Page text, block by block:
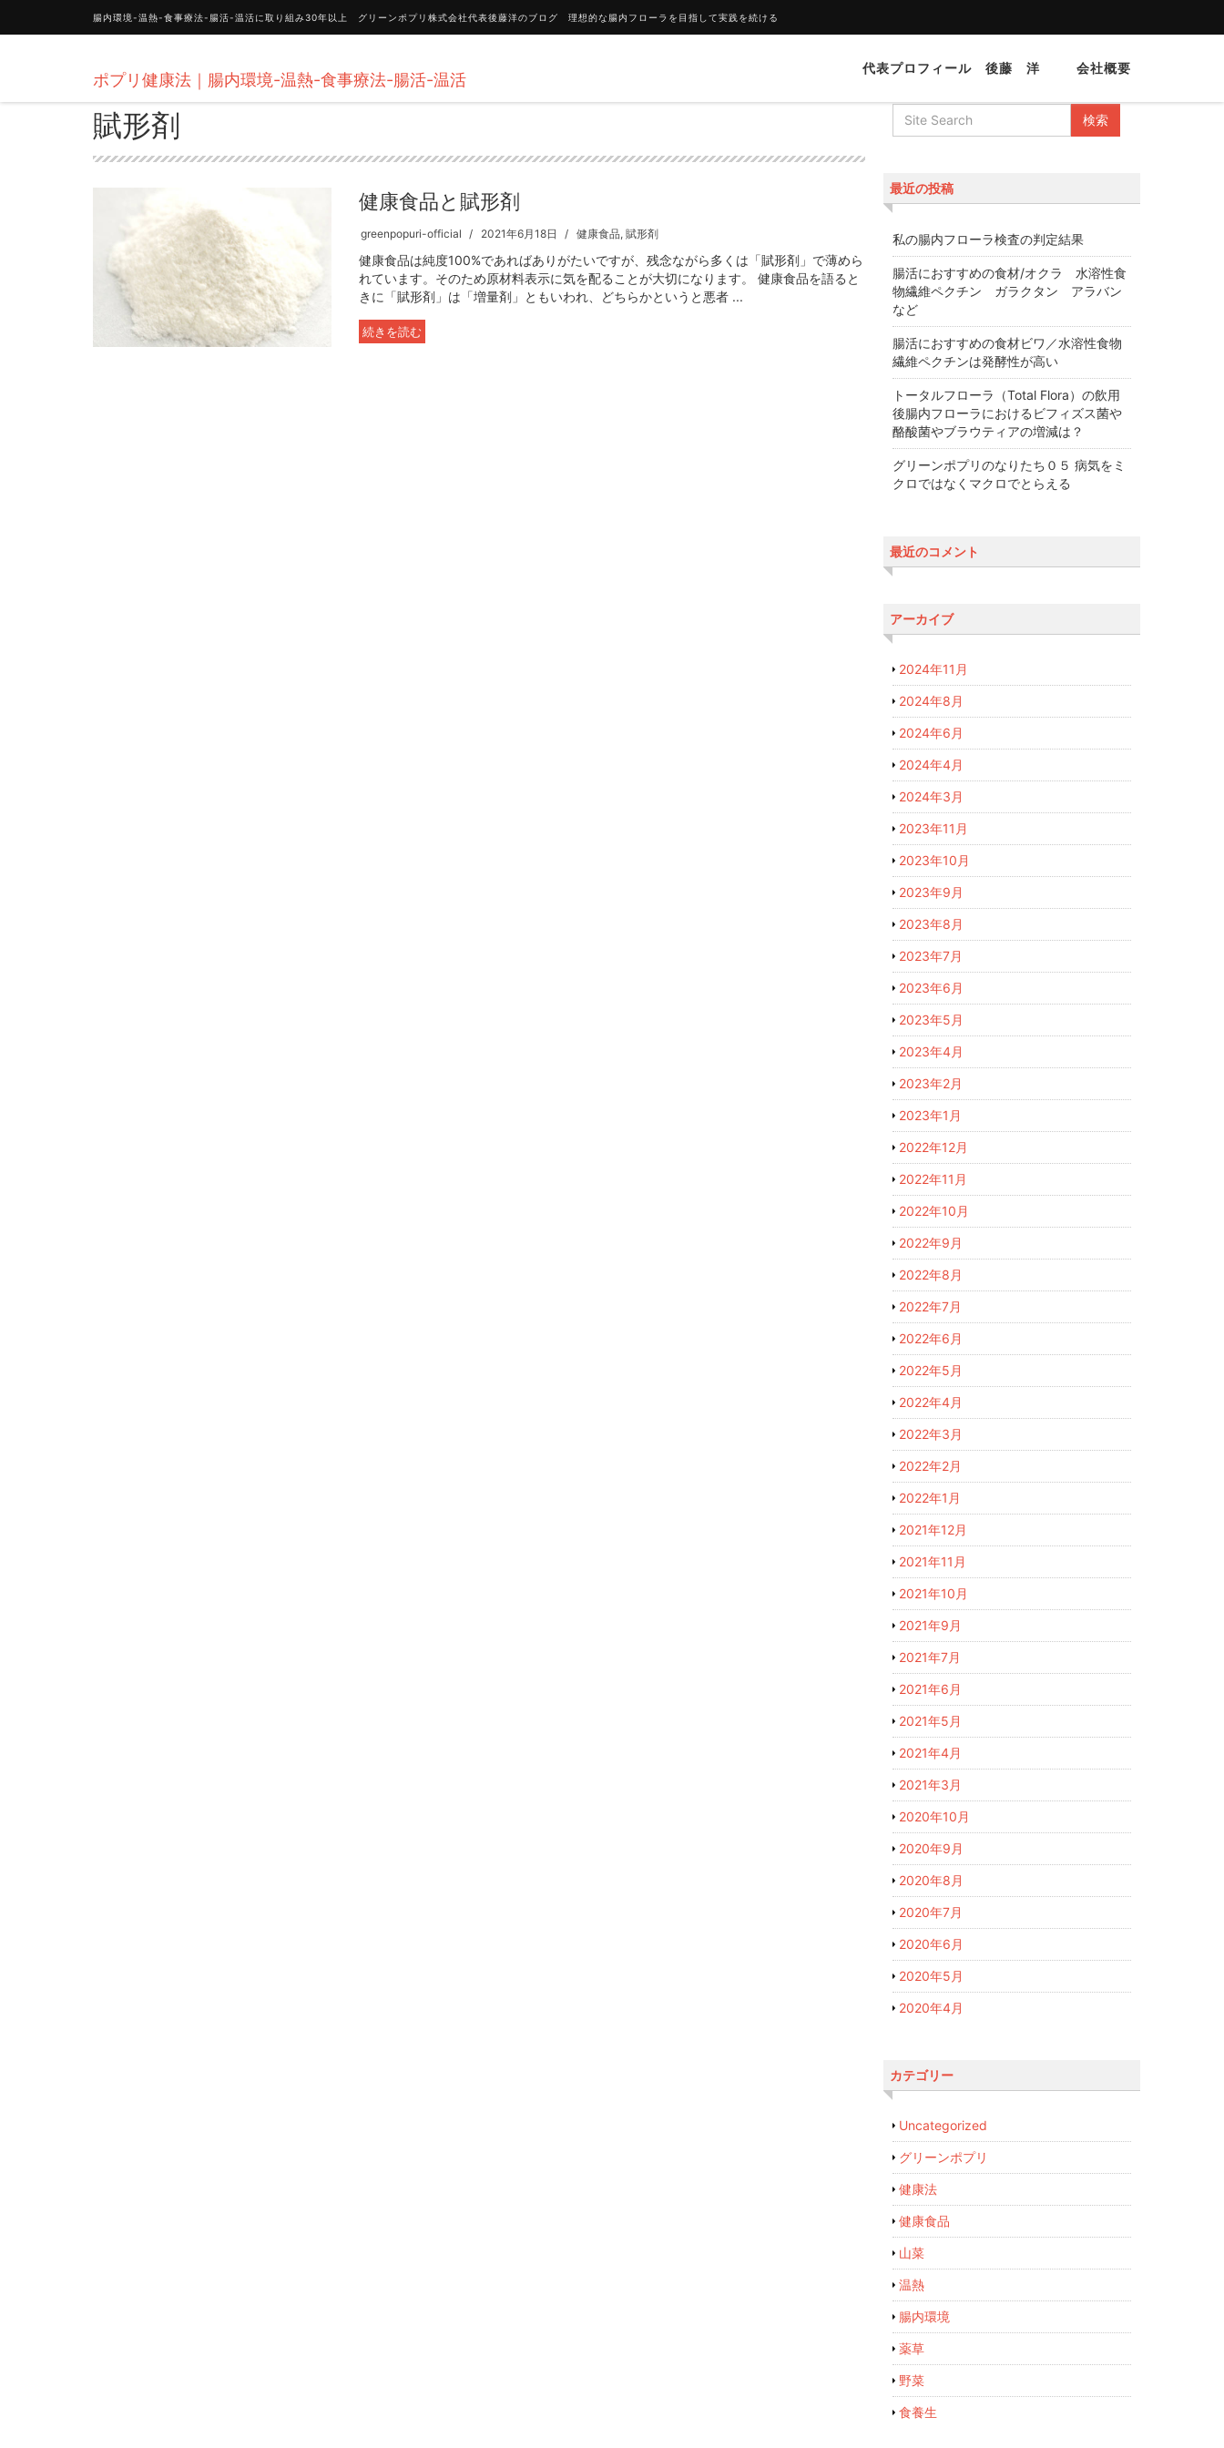
腸内環境-温熱-食事療法-腸活-温活に取り組み30年以上 グリーンポプリ株式会社代表後藤洋のブログ 理想的な腸内フローラを目指して実践を続ける
ポプリ健康法｜腸内環境-温熱-食事療法-腸活-温活
代表プロフィール 後藤 洋 会社概要
賦形剤
健康食品と賦形剤
greenpopuri-official 2021年6月18日 健康食品,賦形剤
健康食品は純度100%であればありがたいですが、残念ながら多くは「賦形剤」で薄めら
れています。そのため原材料表示に気を配ることが大切になります。 健康食品を語ると
きに「賦形剤」は「増量剤」ともいわれ、どちらかというと悪者 ...
続きを読む
最近の投稿
私の腸内フローラ検査の判定結果
腸活におすすめの食材/オクラ 水溶性食
物繊維ペクチン ガラクタン アラバン
など
腸活におすすめの食材ビワ／水溶性食物
繊維ペクチンは発酵性が高い
トータルフローラ（Total Flora）の飲用
後腸内フローラにおけるビフィズス菌や
酪酸菌やブラウティアの増減は？
グリーンポプリのなりたち０５ 病気をミ
クロではなくマクロでとらえる
最近のコメント
アーカイブ
2024年11月
2024年8月
2024年6月
2024年4月
2024年3月
2023年11月
2023年10月
2023年9月
2023年8月
2023年7月
2023年6月
2023年5月
2023年4月
2023年2月
2023年1月
2022年12月
2022年11月
2022年10月
2022年9月
2022年8月
2022年7月
2022年6月
2022年5月
2022年4月
2022年3月
2022年2月
2022年1月
2021年12月
2021年11月
2021年10月
2021年9月
2021年7月
2021年6月
2021年5月
2021年4月
2021年3月
2020年10月
2020年9月
2020年8月
2020年7月
2020年6月
2020年5月
2020年4月
カテゴリー
Uncategorized
グリーンポプリ
健康法
健康食品
山菜
温熱
腸内環境
薬草
野菜
食養生